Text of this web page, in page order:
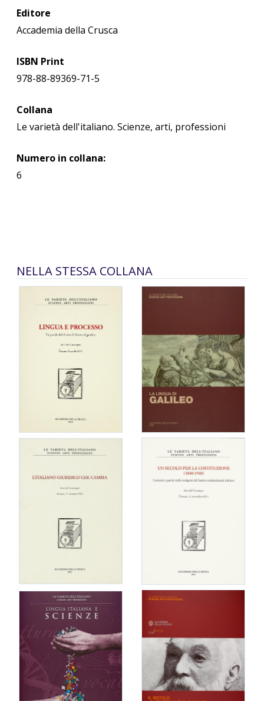
Editore
Accademia della Crusca
ISBN Print
978-88-89369-71-5
Collana
Le varietà dell'italiano. Scienze, arti, professioni
Numero in collana:
6
NELLA STESSA COLLANA